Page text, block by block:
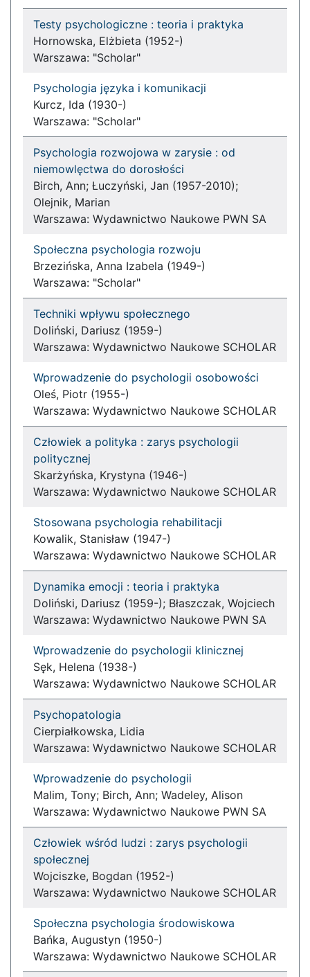
Testy psychologiczne : teoria i praktyka
Hornowska, Elżbieta (1952-)
Warszawa: "Scholar"
Psychologia języka i komunikacji
Kurcz, Ida (1930-)
Warszawa: "Scholar"
Psychologia rozwojowa w zarysie : od
niemowlęctwa do dorosłości
Birch, Ann; Łuczyński, Jan (1957-2010);
Olejnik, Marian
Warszawa: Wydawnictwo Naukowe PWN SA
Społeczna psychologia rozwoju
Brzezińska, Anna Izabela (1949-)
Warszawa: "Scholar"
Techniki wpływu społecznego
Doliński, Dariusz (1959-)
Warszawa: Wydawnictwo Naukowe SCHOLAR
Wprowadzenie do psychologii osobowości
Oleś, Piotr (1955-)
Warszawa: Wydawnictwo Naukowe SCHOLAR
Człowiek a polityka : zarys psychologii
politycznej
Skarżyńska, Krystyna (1946-)
Warszawa: Wydawnictwo Naukowe SCHOLAR
Stosowana psychologia rehabilitacji
Kowalik, Stanisław (1947-)
Warszawa: Wydawnictwo Naukowe SCHOLAR
Dynamika emocji : teoria i praktyka
Doliński, Dariusz (1959-); Błaszczak, Wojciech
Warszawa: Wydawnictwo Naukowe PWN SA
Wprowadzenie do psychologii klinicznej
Sęk, Helena (1938-)
Warszawa: Wydawnictwo Naukowe SCHOLAR
Psychopatologia
Cierpiałkowska, Lidia
Warszawa: Wydawnictwo Naukowe SCHOLAR
Wprowadzenie do psychologii
Malim, Tony; Birch, Ann; Wadeley, Alison
Warszawa: Wydawnictwo Naukowe PWN SA
Człowiek wśród ludzi : zarys psychologii
społecznej
Wojciszke, Bogdan (1952-)
Warszawa: Wydawnictwo Naukowe SCHOLAR
Społeczna psychologia środowiskowa
Bańka, Augustyn (1950-)
Warszawa: Wydawnictwo Naukowe SCHOLAR